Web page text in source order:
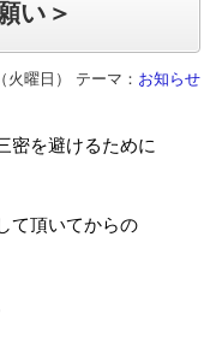
い＞
火曜日） テーマ： お知らせ
密を避けるために
て頂いてからの